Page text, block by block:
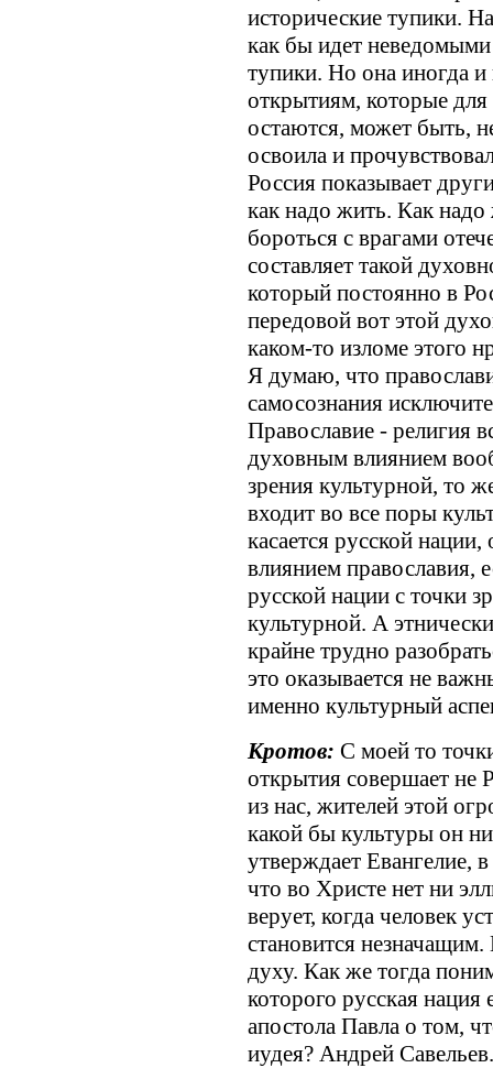
исторические тупики.
как бы идет
тупики. Но она иногда
открытиям, которые
остаются, может быть,
освоила и
Россия показывает
как надо жить. Как
бороться с врагами
составляет такой
который постоянно в
передовой вот этой
каком-то изломе этого
Я думаю, что
самосознания
Православие - религия
духовным влиянием
зрения культурной, то
входит во все поры
касается русской
влиянием православия,
русской нации с точки
культурной. А
крайне трудно
это оказывается не
именно культурный
Кротов: С моей то
открытия совершает не
из нас, жителей этой
какой бы культуры он
утверждает Евангелие,
что во Христе нет ни
верует, когда человек
становится
духу. Как же тогда
которого русская нация
апостола Павла о том,
иудея? Андрей Савельев.